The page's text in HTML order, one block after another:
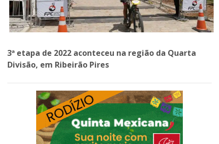
3ª etapa de 2022 aconteceu na região da Quarta
Divisão, em Ribeirão Pires